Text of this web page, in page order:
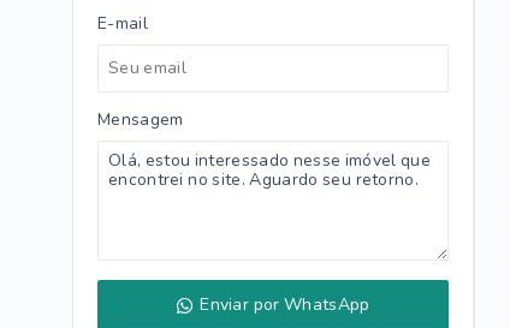
E-mail
Mensagem
Enviar por WhatsApp